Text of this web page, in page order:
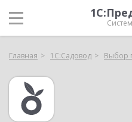
Главная 1С:Садовод Выбор